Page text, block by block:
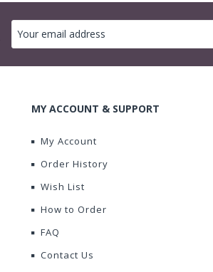
MY ACCOUNT & SUPPORT
My Account
Order History
Wish List
How to Order
FAQ
Contact Us